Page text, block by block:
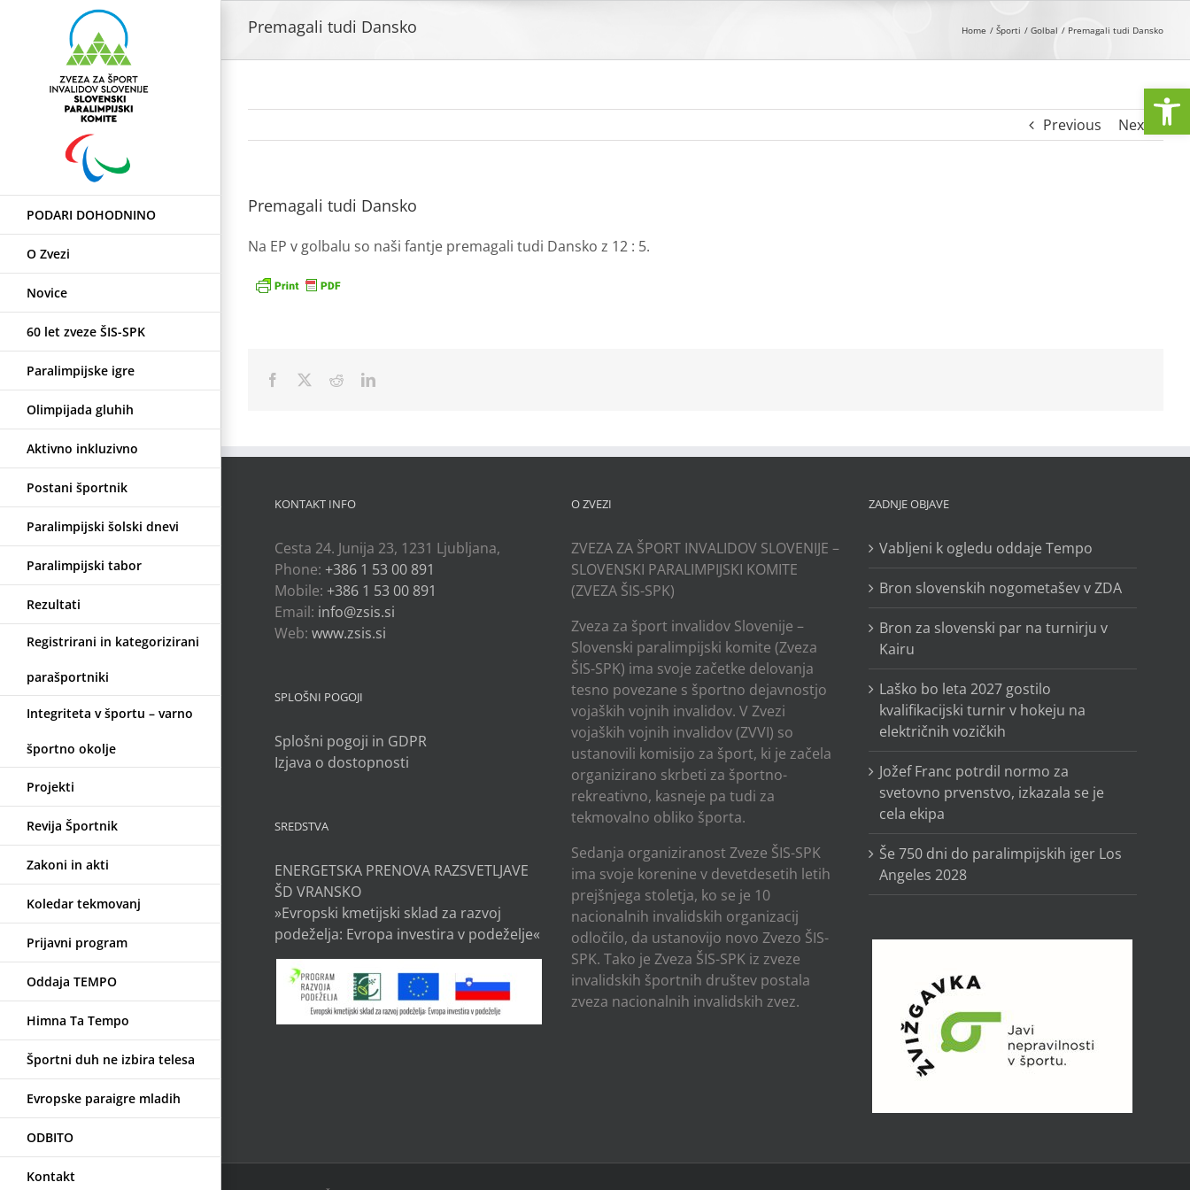
PODARI DOHODNINO
O Zvezi
Novice
60 let zveze ŠIS-SPK
Paralimpijske igre
Olimpijada gluhih
Aktivno inkluzivno
Postani športnik
Paralimpijski šolski dnevi
Paralimpijski tabor
Rezultati
Registrirani in kategorizirani
parašportniki
Integriteta v športu – varno
športno okolje
Projekti
Revija Športnik
Zakoni in akti
Koledar tekmovanj
Prijavni program
Oddaja TEMPO
Himna Ta Tempo
Športni duh ne izbira telesa
Evropske paraigre mladih
ODBITO
Kontakt
Premagali tudi Dansko Home Športi Golbal Premagali tudi Dansko
Previous Next
Premagali tudi Dansko
Na EP v golbalu so naši fantje premagali tudi Dansko z 12 : 5.
Facebook RedditLinkedIn
KONTAKT INFO
Cesta 24. Junija 23, 1231 Ljubljana,
Phone: +386 1 53 00 891
Mobile: +386 1 53 00 891
Email: info@zsis.si
Web: www.zsis.si
SPLOŠNI POGOJI
Splošni pogoji in GDPR
Izjava o dostopnosti
SREDSTVA
ENERGETSKA PRENOVA RAZSVETLJAVE
ŠD VRANSKO
»Evropski kmetijski sklad za razvoj
podeželja: Evropa investira v podeželje«
O ZVEZI
ZVEZA ZA ŠPORT INVALIDOV SLOVENIJE –
SLOVENSKI PARALIMPIJSKI KOMITE
(ZVEZA ŠIS-SPK)
Zveza za šport invalidov Slovenije –
Slovenski paralimpijski komite (Zveza
ŠIS-SPK) ima svoje začetke delovanja
tesno povezane s športno dejavnostjo
vojaških vojnih invalidov. V Zvezi
vojaških vojnih invalidov (ZVVI) so
ustanovili komisijo za šport, ki je začela
organizirano skrbeti za športno-
rekreativno, kasneje pa tudi za
tekmovalno obliko športa.
Sedanja organiziranost Zveze ŠIS-SPK
ima svoje korenine v devetdesetih letih
prejšnjega stoletja, ko se je 10
nacionalnih invalidskih organizacij
odločilo, da ustanovijo novo Zvezo ŠIS-
SPK. Tako je Zveza ŠIS-SPK iz zveze
invalidskih športnih društev postala
zveza nacionalnih invalidskih zvez.
ZADNJE OBJAVE
Vabljeni k ogledu oddaje Tempo
Bron slovenskih nogometašev v ZDA
Bron za slovenski par na turnirju v
Kairu
Laško bo leta 2027 gostilo
kvalifikacijski turnir v hokeju na
električnih vozičkih
Jožef Franc potrdil normo za
svetovno prvenstvo, izkazala se je
cela ekipa
Še 750 dni do paralimpijskih iger Los
Angeles 2028